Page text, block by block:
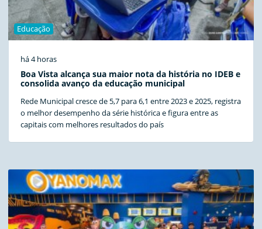
Educação
há 4 horas
Boa Vista alcança sua maior nota da história no IDEB e
consolida avanço da educação municipal
Rede Municipal cresce de 5,7 para 6,1 entre 2023 e 2025, registra
o melhor desempenho da série histórica e figura entre as
capitais com melhores resultados do país